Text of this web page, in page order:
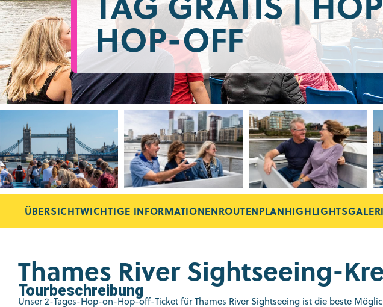
HOP-OFF
ÜBERSICHTWICHTIGE INFORMATIONENROUTENPLANHIGHLIGHTS
Thames River Sightseeing-
Tourbeschreibung
Unser 2-Tages-Hop-on-Hop-off-Ticket für Thames River Sightseeing ist die beste